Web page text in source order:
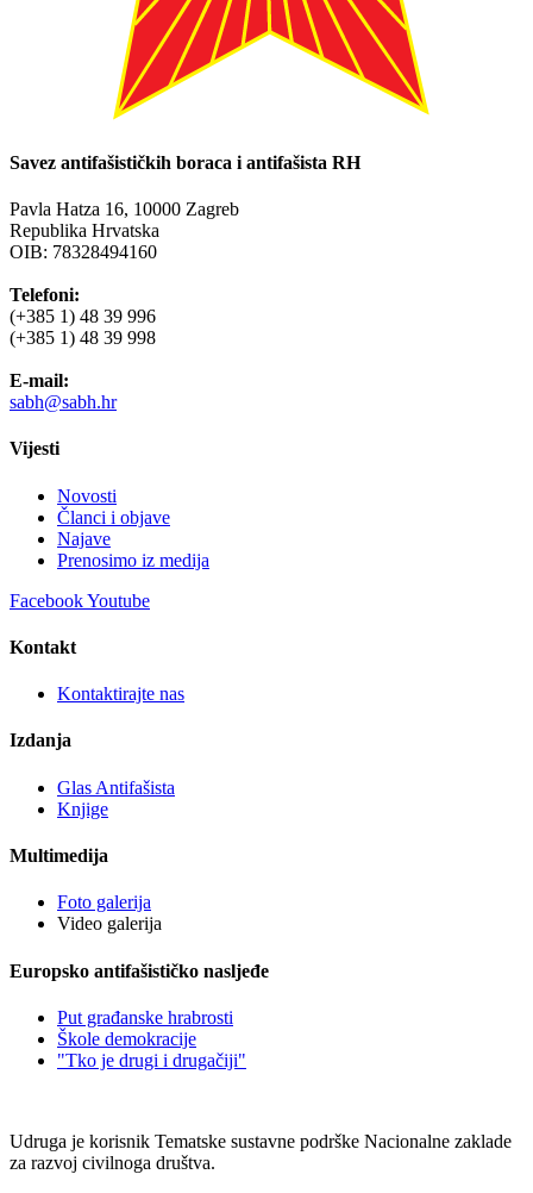
Savez antifašističkih boraca i antifašista RH
Pavla Hatza 16, 10000 Zagreb
Republika Hrvatska
OIB: 78328494160
Telefoni:
(+385 1) 48 39 996
(+385 1) 48 39 998
E-mail:
sabh@sabh.hr
Vijesti
Novosti
Članci i objave
Najave
Prenosimo iz medija
FacebookYoutube
Kontakt
Kontaktirajte nas
Izdanja
Glas Antifašista
Knjige
Multimedija
Foto galerija
Video galerija
Europsko antifašističko nasljeđe
Put građanske hrabrosti
Škole demokracije
"Tko je drugi i drugačiji"
Udruga je korisnik Tematske sustavne podrške Nacionalne zaklade
za razvoj civilnoga društva.